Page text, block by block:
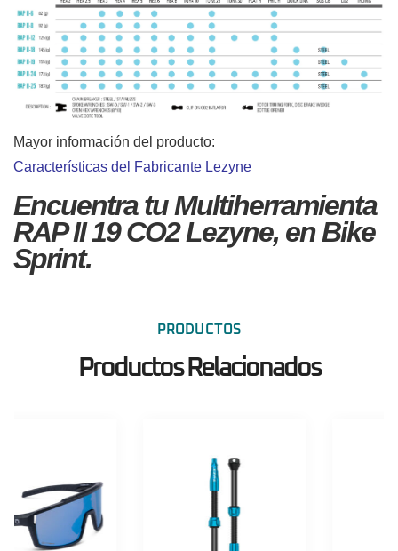
Mayor información del producto:
Características del Fabricante Lezyne
Encuentra tu Multiherramienta
RAP II 19 CO2 Lezyne, en Bike
Sprint.
PRODUCTOS
Productos Relacionados